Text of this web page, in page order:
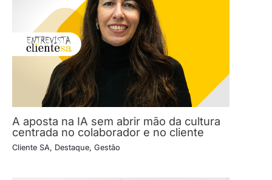
A aposta na IA sem abrir mão da cultura
centrada no colaborador e no cliente
Cliente SA, Destaque, Gestão